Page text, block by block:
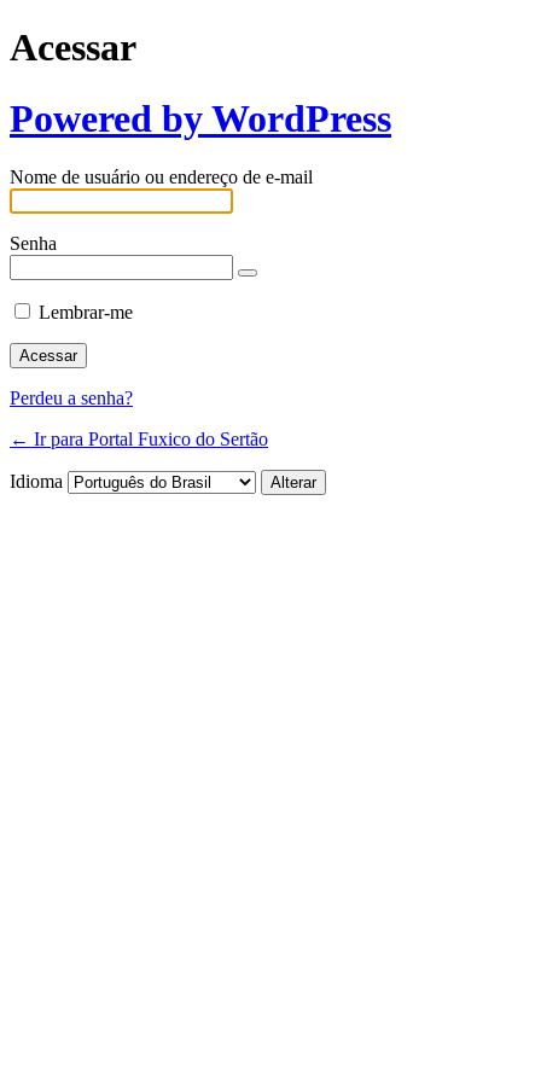
Acessar
Powered by WordPress
Nome de usuário ou endereço de e-mail
Senha
Lembrar-me
Perdeu a senha?
← Ir para Portal Fuxico do Sertão
Idioma